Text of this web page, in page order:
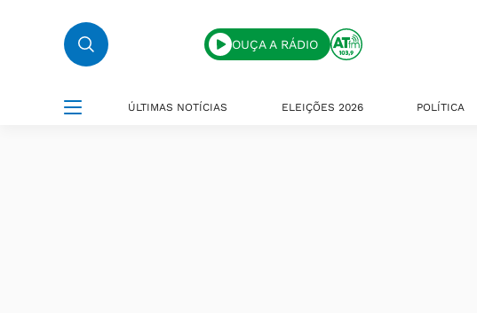
OUÇA A RÁDIO
ÚLTIMAS NOTÍCIAS ELEIÇÕES 2026 POLÍTICA